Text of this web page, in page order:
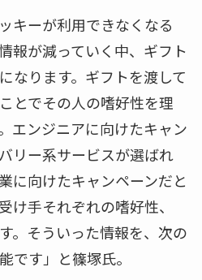
キーが利用できなくなる
報が減っていく中、ギフト
なります。ギフトを渡して
とでその人の嗜好性を理
エンジニアに向けたキャン
リー系サービスが選ばれ
に向けたキャンペーンだと
け手それぞれの嗜好性、
。そういった情報を、次の
です」と篠塚氏。